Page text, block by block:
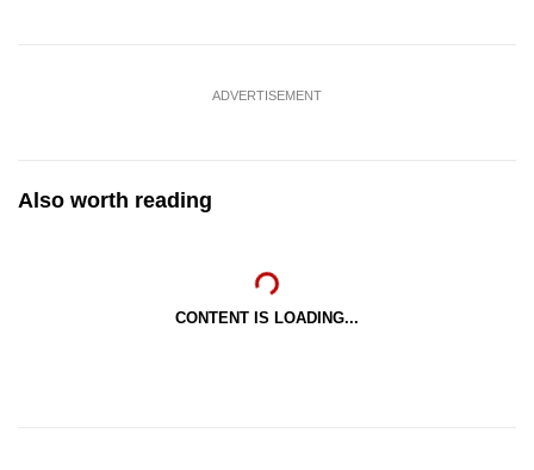
ADVERTISEMENT
Also worth reading
CONTENT IS LOADING...